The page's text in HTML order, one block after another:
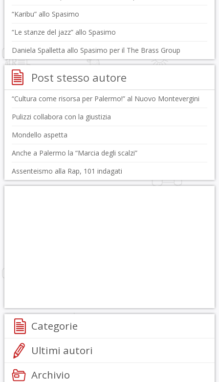
“Karibu” allo Spasimo
“Le stanze del jazz” allo Spasimo
Daniela Spalletta allo Spasimo per il The Brass Group
Post stesso autore
“Cultura come risorsa per Palermo!” al Nuovo Montevergini
Pulizzi collabora con la giustizia
Mondello aspetta
Anche a Palermo la “Marcia degli scalzi”
Assenteismo alla Rap, 101 indagati
Categorie
Ultimi autori
Archivio